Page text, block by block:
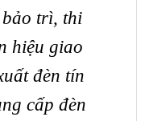
trì, thi
hiệu giao
đèn tín
cấp đèn